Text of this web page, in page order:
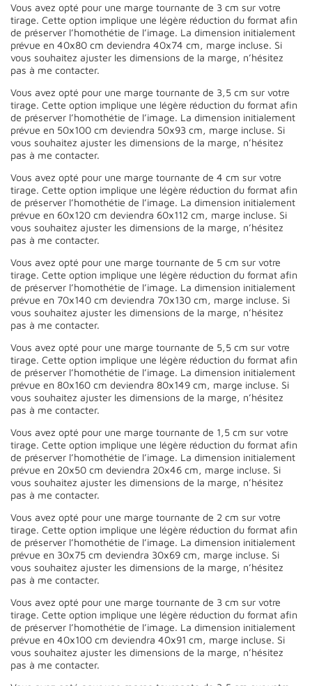
Vous avez opté pour une marge tournante de 3 cm sur votre
tirage. Cette option implique une légère réduction du format afin
de préserver l’homothétie de l’image. La dimension initialement
prévue en 40x80 cm deviendra 40x74 cm, marge incluse. Si
vous souhaitez ajuster les dimensions de la marge, n’hésitez
pas à me contacter.
Vous avez opté pour une marge tournante de 3,5 cm sur votre
tirage. Cette option implique une légère réduction du format afin
de préserver l’homothétie de l’image. La dimension initialement
prévue en 50x100 cm deviendra 50x93 cm, marge incluse. Si
vous souhaitez ajuster les dimensions de la marge, n’hésitez
pas à me contacter.
Vous avez opté pour une marge tournante de 4 cm sur votre
tirage. Cette option implique une légère réduction du format afin
de préserver l’homothétie de l’image. La dimension initialement
prévue en 60x120 cm deviendra 60x112 cm, marge incluse. Si
vous souhaitez ajuster les dimensions de la marge, n’hésitez
pas à me contacter.
Vous avez opté pour une marge tournante de 5 cm sur votre
tirage. Cette option implique une légère réduction du format afin
de préserver l’homothétie de l’image. La dimension initialement
prévue en 70x140 cm deviendra 70x130 cm, marge incluse. Si
vous souhaitez ajuster les dimensions de la marge, n’hésitez
pas à me contacter.
Vous avez opté pour une marge tournante de 5,5 cm sur votre
tirage. Cette option implique une légère réduction du format afin
de préserver l’homothétie de l’image. La dimension initialement
prévue en 80x160 cm deviendra 80x149 cm, marge incluse. Si
vous souhaitez ajuster les dimensions de la marge, n’hésitez
pas à me contacter.
Vous avez opté pour une marge tournante de 1,5 cm sur votre
tirage. Cette option implique une légère réduction du format afin
de préserver l’homothétie de l’image. La dimension initialement
prévue en 20x50 cm deviendra 20x46 cm, marge incluse. Si
vous souhaitez ajuster les dimensions de la marge, n’hésitez
pas à me contacter.
Vous avez opté pour une marge tournante de 2 cm sur votre
tirage. Cette option implique une légère réduction du format afin
de préserver l’homothétie de l’image. La dimension initialement
prévue en 30x75 cm deviendra 30x69 cm, marge incluse. Si
vous souhaitez ajuster les dimensions de la marge, n’hésitez
pas à me contacter.
Vous avez opté pour une marge tournante de 3 cm sur votre
tirage. Cette option implique une légère réduction du format afin
de préserver l’homothétie de l’image. La dimension initialement
prévue en 40x100 cm deviendra 40x91 cm, marge incluse. Si
vous souhaitez ajuster les dimensions de la marge, n’hésitez
pas à me contacter.